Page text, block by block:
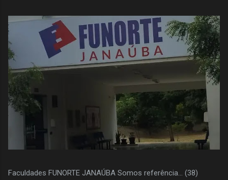
Faculdades FUNORTE JANAÚBA Somos referência... (38)